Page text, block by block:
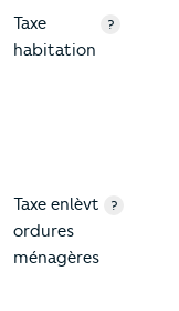
Taxe
habitation
?
Taxe enlèvt
ordures
ménagères
?